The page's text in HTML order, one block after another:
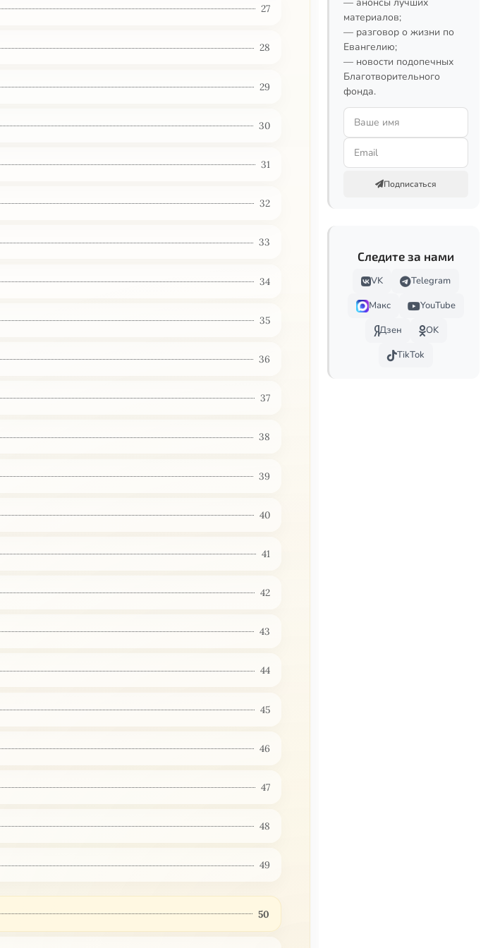
27
28
29
30
31
32
33
34
35
36
37
38
39
40
41
42
43
44
45
46
47
48
49
50
материалов;
— разговор о жизни по
Евангелию;
— новости подопечных
Благотворительного
фонда.
Подписаться
Следите за нами
VK
Telegram
Макс
YouTube
Дзен
OK
TikTok